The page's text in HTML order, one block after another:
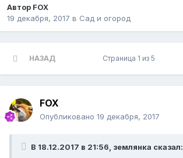
Автор FOX
19 декабря, 2017 в Сад и огород
НАЗАД Страница 1 из 5
FOX
Опубликовано 19 декабря, 2017
В 18.12.2017 в 21:56, землянка сказал: